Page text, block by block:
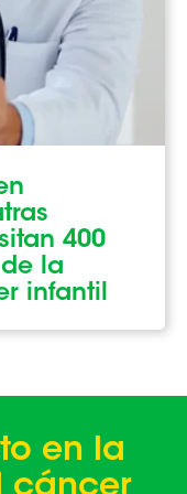
400
la
infantil
en la